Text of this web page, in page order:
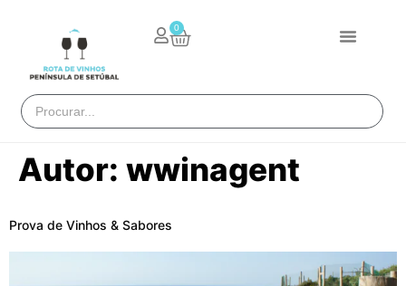
0
Autor: wwinagent
Prova de Vinhos & Sabores